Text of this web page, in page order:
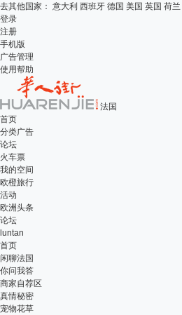
去其他国家： 意大利 西班牙 德国 美国 英国 荷兰
登录
注册
手机版
广告管理
使用帮助
法国
首页
分类广告
论坛
火车票
我的空间
欧橙旅行
活动
欧洲头条
论坛
luntan
首页
闲聊法国
你问我答
商家自荐区
真情秘密
宠物花草